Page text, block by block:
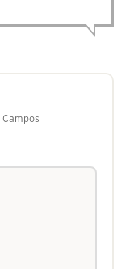
Campos